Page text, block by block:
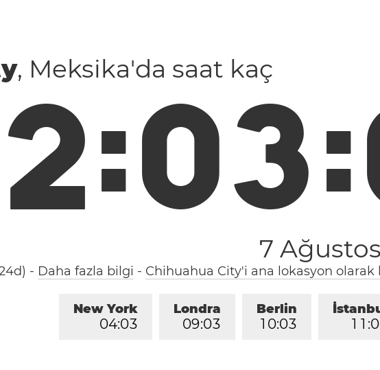
, Meksika'da saat kaç
2:03:
7
- Daha fazla bilgi - Chihuahua City'i ana lokasyon olarak
1 1 :0
Berlin
1 0:03
Londra
09:03
New York
04:03